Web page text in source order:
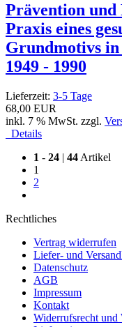
Prävention und
Praxis eines
Grundmotivs in
1949 - 1990
Lieferzeit: 3-5 Tage
68,00 EUR
inkl. 7 % MwSt. zzgl.
Details
1 - 24 | 44 Artikel
1
2
Rechtliches
Vertrag widerrufen
Liefer- und
Datenschutz
AGB
Impressum
Kontakt
Widerrufsrecht